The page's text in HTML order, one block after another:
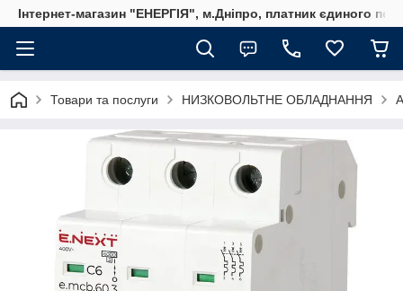
Інтернет-магазин "ЕНЕРГІЯ", м.Дніпро, платник єдиного
Товари та послуги НИЗКОВОЛЬТНЕ ОБЛАДНАННЯ